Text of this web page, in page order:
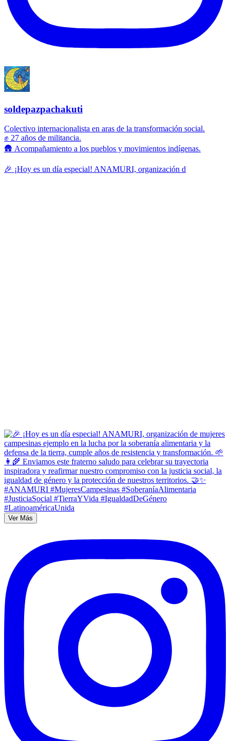
soldepazpachakuti
Colectivo internacionalista en aras de la transformación social.
✊ 27 años de militancia.
🛖 Acompañamiento a los pueblos y movimientos indígenas.
🎉 ¡Hoy es un día especial! ANAMURI, organización d
Ver Más